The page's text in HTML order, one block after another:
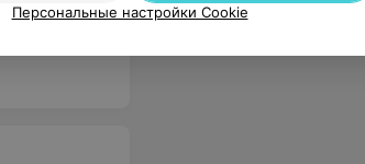
рекомендую всем! Еще
Персональные настройки Cookie